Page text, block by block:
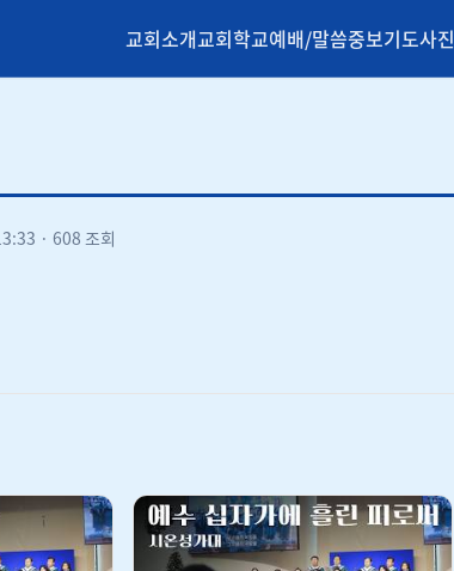
교회소개교회학교예배/말씀중보기도사
· 608 조회